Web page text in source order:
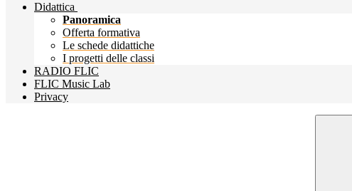
Didattica
Panoramica
Offerta formativa
Le schede didattiche
I progetti delle classi
RADIO FLIC
FLIC Music Lab
Privacy